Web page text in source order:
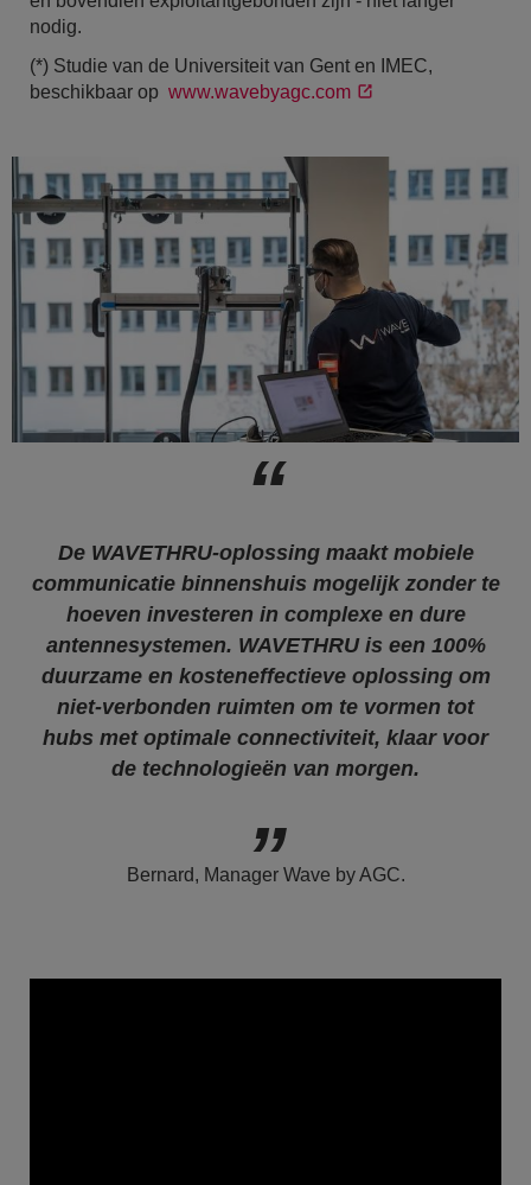
nodig.
(*) Studie van de Universiteit van Gent en IMEC,
beschikbaar op www.wavebyagc.com
De WAVETHRU-oplossing maakt mobiele
communicatie binnenshuis mogelijk zonder te
hoeven investeren in complexe en dure
antennesystemen. WAVETHRU is een 100%
duurzame en kosteneffectieve oplossing om
niet-verbonden ruimten om te vormen tot
hubs met optimale connectiviteit, klaar voor
de technologieën van morgen.
Bernard, Manager Wave by AGC.